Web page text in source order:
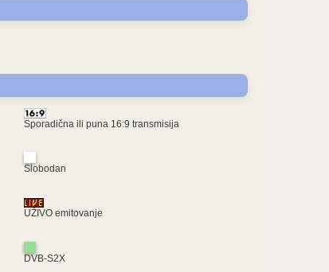
Sporadična ili puna 16:9 transmisija
Slobodan
UŽIVO emitovanje
DVB-S2X